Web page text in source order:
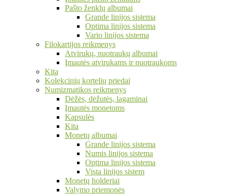
Pašto ženklų albumai
Grande linijos sistema
Optima linijos sistema
Vario linijos sistema
Filokartijos reikmenys
Atvirukų, nuotraukų albumai
Įmautės atvirukams ir nuotraukoms
Kita
Kolekcinių kortelių priedai
Numizmatikos reikmenys
Dėžės, dėžutės, lagaminai
Įmautės monetoms
Kapsulės
Kita
Monetų albumai
Grande linijos sistema
Numis linijos sistema
Optima linijos sistema
Vista linijos sistem
Monetų holderiai
Valymo priemonės